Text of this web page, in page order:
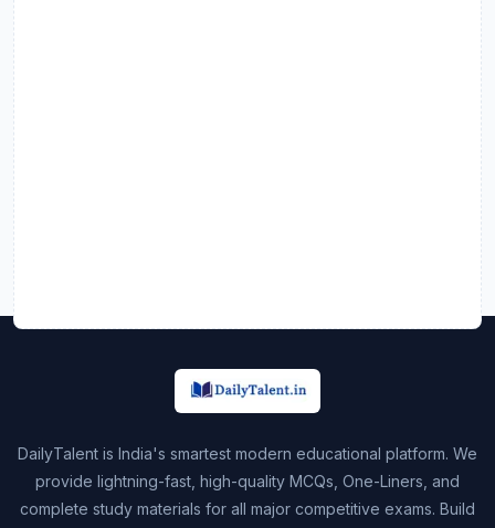
DailyTalent is India's smartest modern educational platform. We
provide lightning-fast, high-quality MCQs, One-Liners, and
complete study materials for all major competitive exams. Build